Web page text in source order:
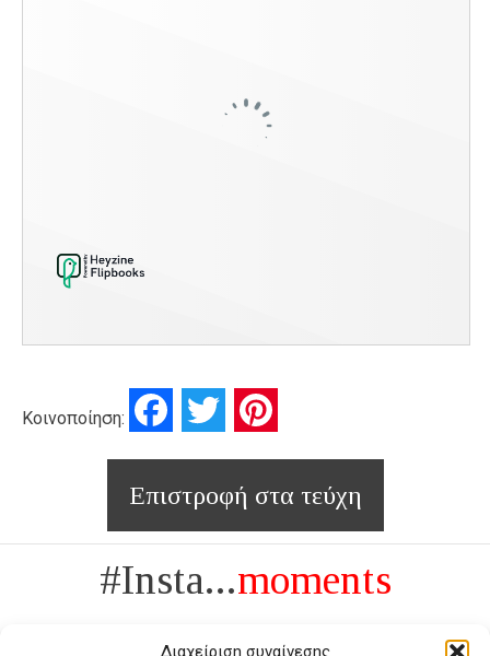
Διαχείριση συναίνεσης
Κοινοποίηση: FacebookTwitter
Επιστροφή στα τεύχη
#Insta...moments